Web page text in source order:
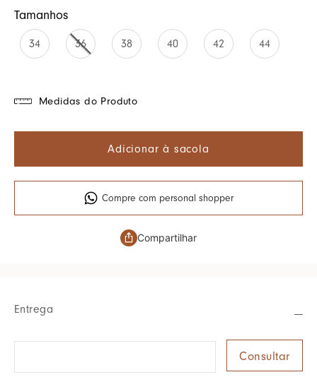
Tamanhos
34 36 38 40 42 44
Medidas do Produto
Adicionar à sacola
Compre com personal shopper
Compartilhar
Entrega